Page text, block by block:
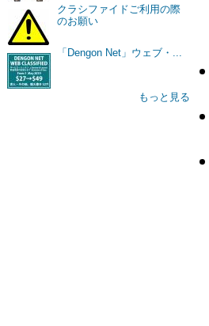
クラシファイドご利用の際
のお願い
「Dengon Net」ウェブ・...
もっと見る